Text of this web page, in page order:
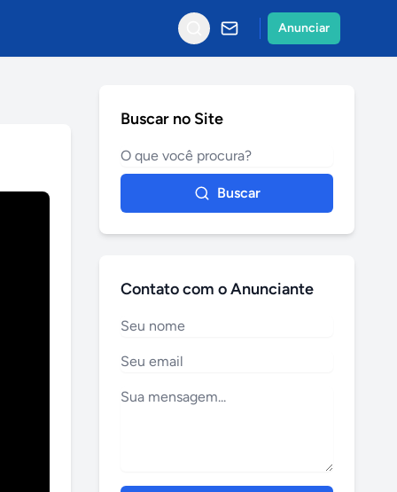
Anunciar
Buscar no Site
Buscar
Contato com o Anunciante